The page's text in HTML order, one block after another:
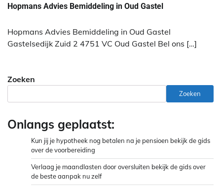
Hopmans Advies Bemiddeling in Oud Gastel
Hopmans Advies Bemiddeling in Oud Gastel
Gastelsedijk Zuid 2 4751 VC Oud Gastel Bel ons […]
Zoeken
Zoeken
Onlangs geplaatst:
Kun jij je hypotheek nog betalen na je pensioen bekijk de gids
over de voorbereiding
Verlaag je maandlasten door oversluiten bekijk de gids over
de beste aanpak nu zelf